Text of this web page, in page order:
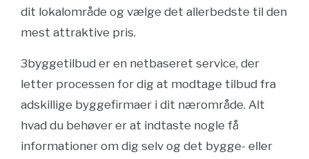
dit lokalområde og vælge det allerbedste til den
mest attraktive pris.
3byggetilbud er en netbaseret service, der
letter processen for dig at modtage tilbud fra
adskillige byggefirmaer i dit nærområde. Alt
hvad du behøver er at indtaste nogle få
informationer om dig selv og det bygge- eller